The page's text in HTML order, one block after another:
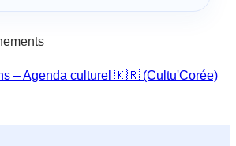
– Agenda culturel 🇰🇷 (Cultu'Corée)